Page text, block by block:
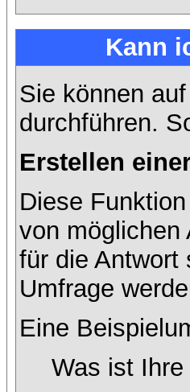
Kann
Sie können
durchführen.
Erstellen
Diese
von möglichen
für die Antwort
Umfrage
Eine
Was ist